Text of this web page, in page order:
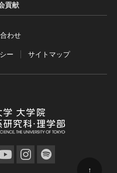
貢献
わせ
ー サイトマップ
↑